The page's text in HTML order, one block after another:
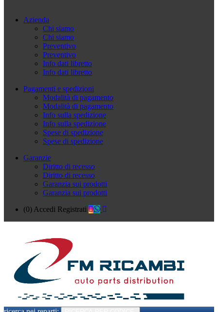
Azienda
Chi siamo
Chi siamo
Preventivo
Preventivo
Info dati libretto
Info dati libretto
Pagamenti e spedizioni
Modalità di pagamento
Modalità di pagamento
Info sulla spedizione
Info sulla spedizione
Spese di spedizione
Spese di spedizione
Garanzie
Diritto di recesso
Diritto di recesso
Garanzia sui prodotti
Garanzia sui prodotti
(0) Accedi Registrati